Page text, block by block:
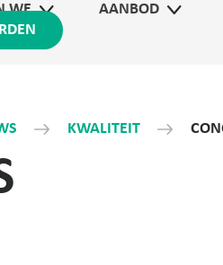
WE AANBOD
KWALITEIT